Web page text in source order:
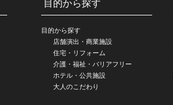
目的から探す
目的から探す
店舗演出・商業施設
住宅・リフォーム
介護・福祉・バリアフリー
ホテル・公共施設
大人のこだわり